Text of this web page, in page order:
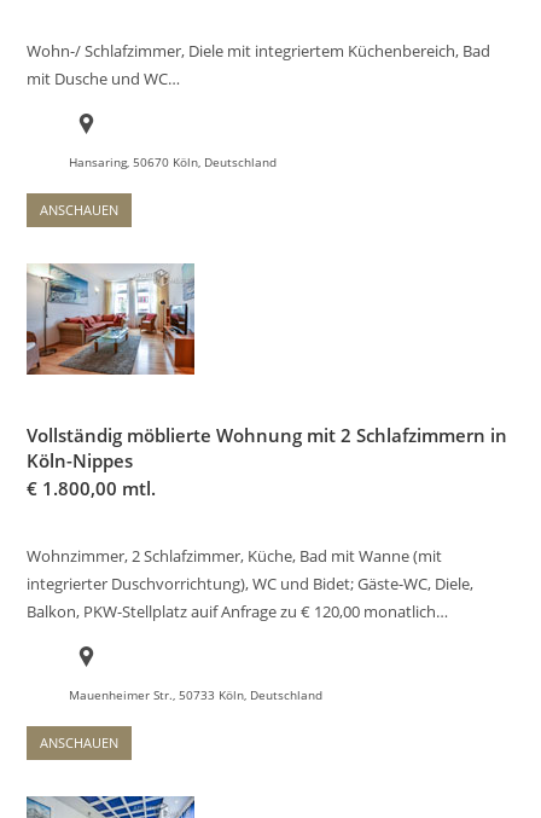
Wohn-/ Schlafzimmer, Diele mit integriertem Küchenbereich, Bad
mit Dusche und WC…
Hansaring, 50670 Köln, Deutschland
ANSCHAUEN
Vollständig möblierte Wohnung mit 2 Schlafzimmern in
Köln-Nippes
€ 1.800,00 mtl.
Wohnzimmer, 2 Schlafzimmer, Küche, Bad mit Wanne (mit
integrierter Duschvorrichtung), WC und Bidet; Gäste-WC, Diele,
Balkon, PKW-Stellplatz auif Anfrage zu € 120,00 monatlich…
Mauenheimer Str., 50733 Köln, Deutschland
ANSCHAUEN